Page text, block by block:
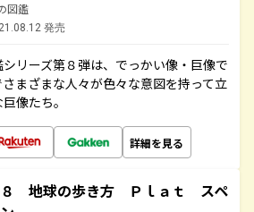
図鑑
発売
シリーズ第８弾は、でっかい像・巨像で
まざまな人々が色々な意図を持って立
像たち。
詳細を見る
８ 地球の歩き方 Ｐｌａｔ スペ